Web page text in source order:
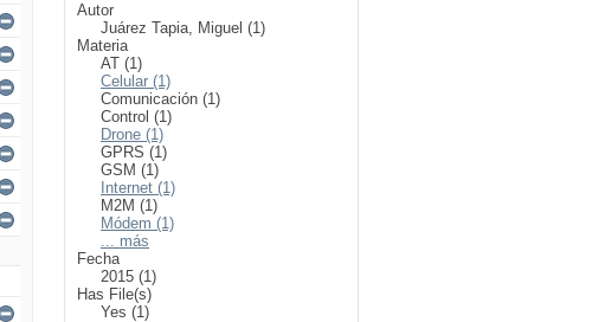
Autor
Juárez Tapia, Miguel (1)
Materia
AT (1)
Celular (1)
Comunicación (1)
Control (1)
Drone (1)
GPRS (1)
GSM (1)
Internet (1)
M2M (1)
Módem (1)
... más
Fecha
2015 (1)
Has File(s)
Yes (1)